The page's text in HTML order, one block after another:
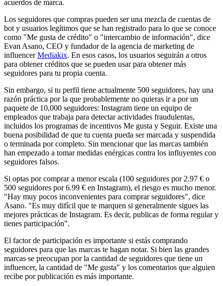
acuerdos de marca.
Los seguidores que compras pueden ser una mezcla de cuentas de
bot y usuarios legítimos que se han registrado para lo que se conoce
como "Me gusta de crédito" o "intercambio de información", dice
Evan Asano, CEO y fundador de la agencia de marketing de
influencerMediakix. En esos casos, los usuarios seguirán a otros
para obtener créditos que se pueden usar para obtener más
seguidores para tu propia cuenta.
Sin embargo, si tu perfil tiene actualmente 500 seguidores, hay una
razón práctica por la que probablemente no quieras ir a por un
paquete de 10,000 seguidores: Instagram tiene un equipo de
empleados que trabaja para detectar actividades fraudulentas,
incluidos los programas de incentivos Me gusta y Seguir. Existe una
buena posibilidad de que tu cuenta pueda ser marcada y suspendida
o terminada por completo. Sin mencionar que las marcas también
han empezado a tomar medidas enérgicas contra los influyentes con
seguidores falsos.
Si optas por comprar a menor escala (100 seguidores por 2.97 € o
500 seguidores por 6.99 € en Instagram), el riesgo es mucho menor.
"Hay muy pocos inconvenientes para comprar seguidores", dice
Asano. "Es muy difícil que te marquen si generalmente sigues las
mejores prácticas de Instagram. Es decir, publicas de forma regular y
tienes participación".
El factor de participación es importante si estás comprando
seguidores para que las marcas te hagan notar. Si bien las grandes
marcas se preocupan por la cantidad de seguidores que tiene un
influencer, la cantidad de "Me gusta" y los comentarios que alguien
recibe por publicación es más importante.